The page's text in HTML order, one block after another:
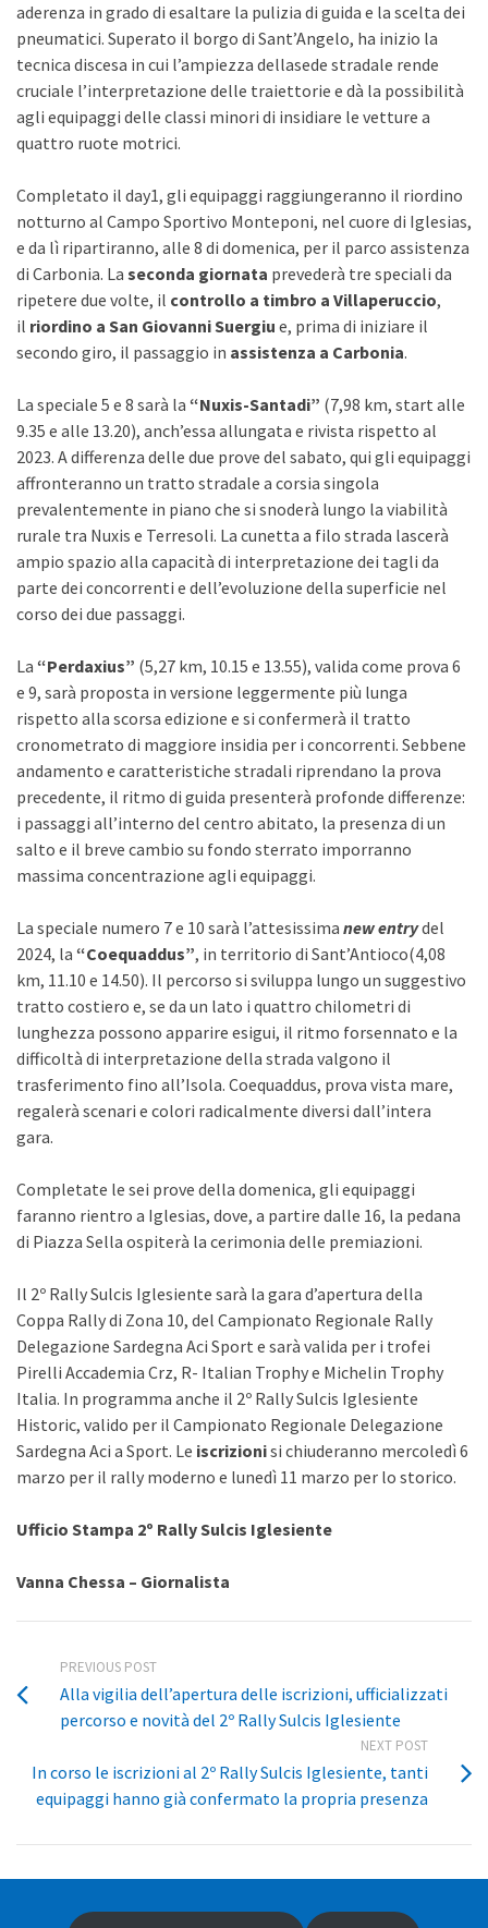
aderenza in grado di esaltare la pulizia di guida e la scelta dei
pneumatici. Superato il borgo di Sant’Angelo, ha inizio la
tecnica discesa in cui l’ampiezza dellasede stradale rende
cruciale l’interpretazione delle traiettorie e dà la possibilità
agli equipaggi delle classi minori di insidiare le vetture a
quattro ruote motrici.
Completato il day1, gli equipaggi raggiungeranno il riordino
notturno al Campo Sportivo Monteponi, nel cuore di Iglesias,
e da lì ripartiranno, alle 8 di domenica, per il parco assistenza
di Carbonia. La seconda giornata prevederà tre speciali da
ripetere due volte, il controllo a timbro a Villaperuccio,
il riordino a San Giovanni Suergiu e, prima di iniziare il
secondo giro, il passaggio in assistenza a Carbonia.
La speciale 5 e 8 sarà la “Nuxis-Santadi” (7,98 km, start alle
9.35 e alle 13.20), anch’essa allungata e rivista rispetto al
2023. A differenza delle due prove del sabato, qui gli equipaggi
affronteranno un tratto stradale a corsia singola
prevalentemente in piano che si snoderà lungo la viabilità
rurale tra Nuxis e Terresoli. La cunetta a filo strada lascerà
ampio spazio alla capacità di interpretazione dei tagli da
parte dei concorrenti e dell’evoluzione della superficie nel
corso dei due passaggi.
La “Perdaxius” (5,27 km, 10.15 e 13.55), valida come prova 6
e 9, sarà proposta in versione leggermente più lunga
rispetto alla scorsa edizione e si confermerà il tratto
cronometrato di maggiore insidia per i concorrenti. Sebbene
andamento e caratteristiche stradali riprendano la prova
precedente, il ritmo di guida presenterà profonde differenze:
i passaggi all’interno del centro abitato, la presenza di un
salto e il breve cambio su fondo sterrato imporranno
massima concentrazione agli equipaggi.
La speciale numero 7 e 10 sarà l’attesissima new entrydel
2024, la “Coequaddus”, in territorio di Sant’Antioco(4,08
km, 11.10 e 14.50). Il percorso si sviluppa lungo un suggestivo
tratto costiero e, se da un lato i quattro chilometri di
lunghezza possono apparire esigui, il ritmo forsennato e la
difficoltà di interpretazione della strada valgono il
trasferimento fino all’Isola. Coequaddus, prova vista mare,
regalerà scenari e colori radicalmente diversi dall’intera
gara.
Completate le sei prove della domenica, gli equipaggi
faranno rientro a Iglesias, dove, a partire dalle 16, la pedana
di Piazza Sella ospiterà la cerimonia delle premiazioni.
Il 2º Rally Sulcis Iglesiente sarà la gara d’apertura della
Coppa Rally di Zona 10, del Campionato Regionale Rally
Delegazione Sardegna Aci Sport e sarà valida per i trofei
Pirelli Accademia Crz, R- Italian Trophy e Michelin Trophy
Italia. In programma anche il 2º Rally Sulcis Iglesiente
Historic, valido per il Campionato Regionale Delegazione
Sardegna Aci a Sport. Le iscrizionisi chiuderanno mercoledì 6
marzo per il rally moderno e lunedì 11 marzo per lo storico.
Ufficio Stampa 2º Rally Sulcis Iglesiente
Vanna Chessa – Giornalista
PREVIOUS POST
Alla vigilia dell’apertura delle iscrizioni, ufficializzati
percorso e novità del 2º Rally Sulcis Iglesiente
NEXT POST
In corso le iscrizioni al 2º Rally Sulcis Iglesiente, tanti
equipaggi hanno già confermato la propria presenza